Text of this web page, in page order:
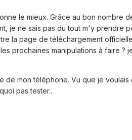
le mieux. Grâce au bon nombre
je ne sais pas du tout m'y prendre
la page de téléchargement
prochaines manipulations à faire ?
de mon téléphone. Vu que je voulais
pas tester..